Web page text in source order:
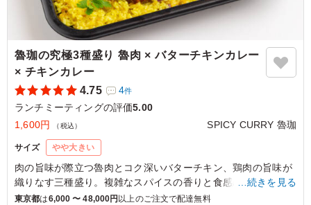
魯珈の究極3種盛り 魯肉 × バターチキンカレー
× チキンカレー
4.75
4件
ランチミーティングの評価5.00
1,600円
（税込） SPICY CURRY 魯珈
サイズ やや大きい
肉の旨味が際立つ魯肉とコク深いバターチキン、鶏肉の旨味が
織りなす三種盛り。複雑なスパイスの香りと食感のバランスが
絶妙で、法人のランチにふさわしい贅沢な一品です。
…続きを見る
東京都は6,000 〜 48,000円 以上のご注文で配達無料